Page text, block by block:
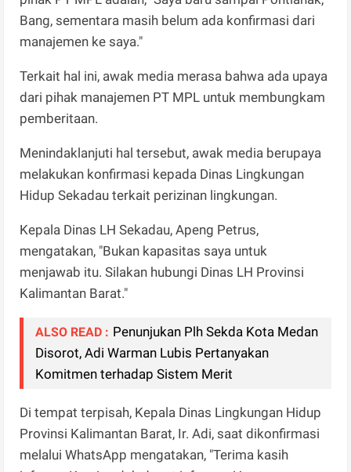
Bang, sementara masih belum ada konfirmasi dari
manajemen ke saya."
Terkait hal ini, awak media merasa bahwa ada upaya
dari pihak manajemen PT MPL untuk membungkam
pemberitaan.
Menindaklanjuti hal tersebut, awak media berupaya
melakukan konfirmasi kepada Dinas Lingkungan
Hidup Sekadau terkait perizinan lingkungan.
Kepala Dinas LH Sekadau, Apeng Petrus,
mengatakan, "Bukan kapasitas saya untuk
menjawab itu. Silakan hubungi Dinas LH Provinsi
Kalimantan Barat."
ALSO READ : Penunjukan Plh Sekda Kota Medan
Disorot, Adi Warman Lubis Pertanyakan
Komitmen terhadap Sistem Merit
Di tempat terpisah, Kepala Dinas Lingkungan Hidup
Provinsi Kalimantan Barat, Ir. Adi, saat dikonfirmasi
melalui WhatsApp mengatakan, "Terima kasih